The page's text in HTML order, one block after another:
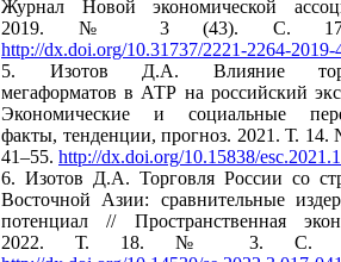
Журнал Новой экономической
2019. № 3 (43). С.
http://dx.doi.org/10.31737/2221-2264-2019-
5. Изотов Д.А. Влияние
мегаформатов в АТР на российский
Экономические и социальные
факты, тенденции, прогноз. 2021. Т.
41–55. http://dx.doi.org/10.15838/
6. Изотов Д.А. Торговля России со
Восточной Азии: сравнительные
потенциал // Пространственная
2022. Т. 18. № 3. С.